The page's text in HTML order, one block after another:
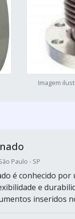
Imagem
Paulo - SP
é conhecido
e
inseridos